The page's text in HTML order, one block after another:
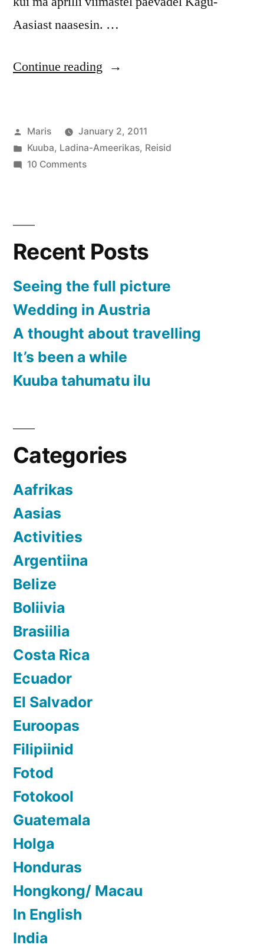
Aasiast naasesin. …
Continue reading “Ladina-
Posted
by
Maris
January 2, 2011
Posted
in
Kuuba, Ladina-Ameerikas, Reisid
10 Commentson
Recent Posts
Seeing the full picture
Wedding in Austria
A thought about travelling
It’s been a while
Kuuba tahumatu ilu
Categories
Aafrikas
Aasias
Activities
Argentiina
Belize
Boliivia
Brasiilia
Costa Rica
Ecuador
El Salvador
Euroopas
Filipiinid
Fotod
Fotokool
Guatemala
Holga
Honduras
Hongkong/ Macau
In English
India